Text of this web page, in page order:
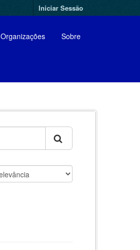
Iniciar Sessão
Organizações Sobre